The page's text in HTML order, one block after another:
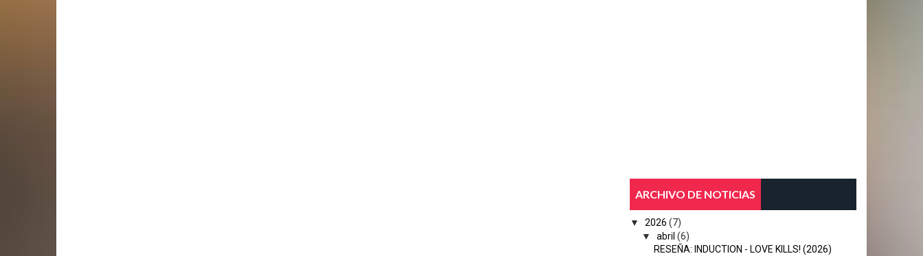
ARCHIVO DE NOTICIAS
▼ 2026 (7)
▼
abril (6)
RESEÑA: INDUCTION - LOVE KILLS! (2026)